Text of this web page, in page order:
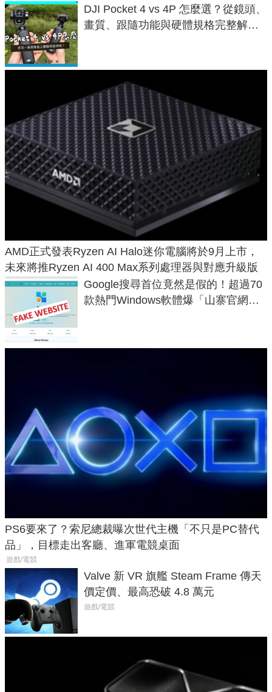
DJI Pocket 4 vs 4P 怎麼選？從鏡頭、
畫質、跟隨功能與硬體規格完整解
AMD正式發表Ryzen AI Halo迷你電腦將於9月上市，
未來將推Ryzen AI 400 Max系列處理器與對應升級版
Google搜尋首位竟然是假的！超過70
款熱門Windows軟體爆「山寨官網」
PS6要來了？索尼總裁曝次世代主機「不只是PC替代
品」，目標走出客廳、進軍電競桌面
遊戲/電競
Valve 新 VR 旗艦 Steam Frame 傳天
價定價、最高恐破 4.8 萬元
遊戲/電競